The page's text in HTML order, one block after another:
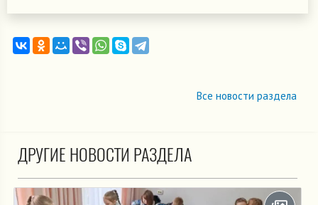
Все новости раздела
ДРУГИЕ НОВОСТИ РАЗДЕЛА